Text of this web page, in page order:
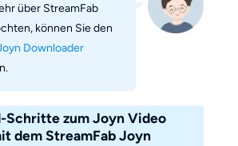
über StreamFab
können Sie den
Downloader
Schritte zum Joyn Video
dem StreamFab Joyn